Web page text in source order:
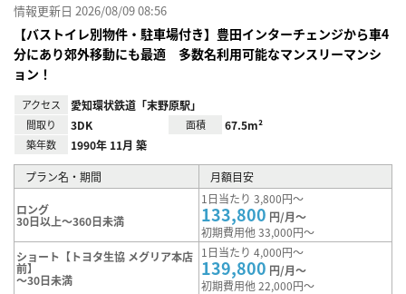
情報更新日 2026/08/09 08:56
【バストイレ別物件・駐車場付き】豊田インターチェンジから車4
分にあり郊外移動にも最適 多数名利用可能なマンスリーマンシ
ョン！
アクセス 愛知環状鉄道「末野原駅」
間取り 3DK 面積 67.5m²
築年数 1990年 11月 築
プラン名・期間 月額目安
ロング
30日以上～360日未満
1日当たり 3,800円～
133,800 円/月～
初期費用他 33,000円～
ショート【トヨタ生協 メグリア本店
前】
～30日未満
1日当たり 4,000円～
139,800 円/月～
初期費用他 22,000円～